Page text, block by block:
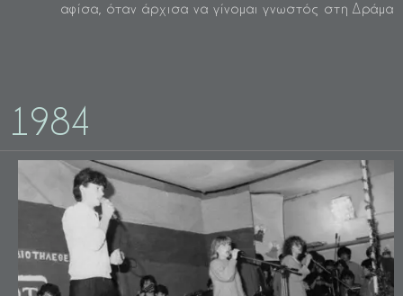
αφίσα, όταν άρχισα να γίνομαι γνωστός στη Δράμα
1984